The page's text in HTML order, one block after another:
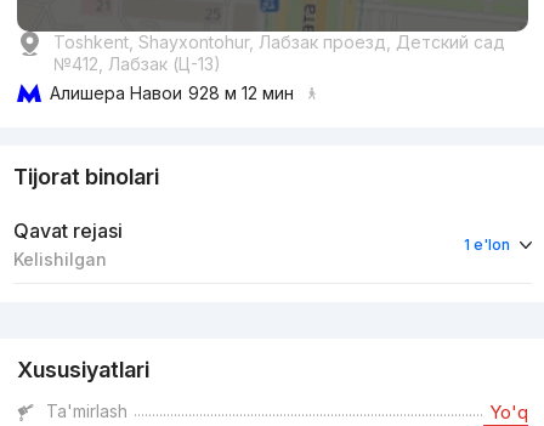
Toshkent, Shayxontohur, Лабзак проезд, Детский сад
№412, Лабзак (Ц-13)
Алишера Навои 928 м 12 мин
Tijorat binolari
Qavat rejasi
Kelishilgan
1 e'lon
Xususiyatlari
Ta'mirlash Yo'q